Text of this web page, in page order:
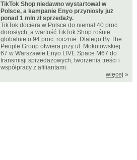
TikTok Shop niedawno wystartował w
Polsce, a kampanie Enyo przyniosły już
ponad 1 mln zł sprzedaży.
TikTok dociera w Polsce do niemal 40 proc.
dorosłych, a wartość TikTok Shop rośnie
globalnie o 94 proc. rocznie. Dlatego By The
People Group otwiera przy ul. Mokotowskiej
67 w Warszawie Enyo LIVE Space M67 do
transmisji sprzedażowych, tworzenia treści i
współpracy z afiliantami.
więcej »